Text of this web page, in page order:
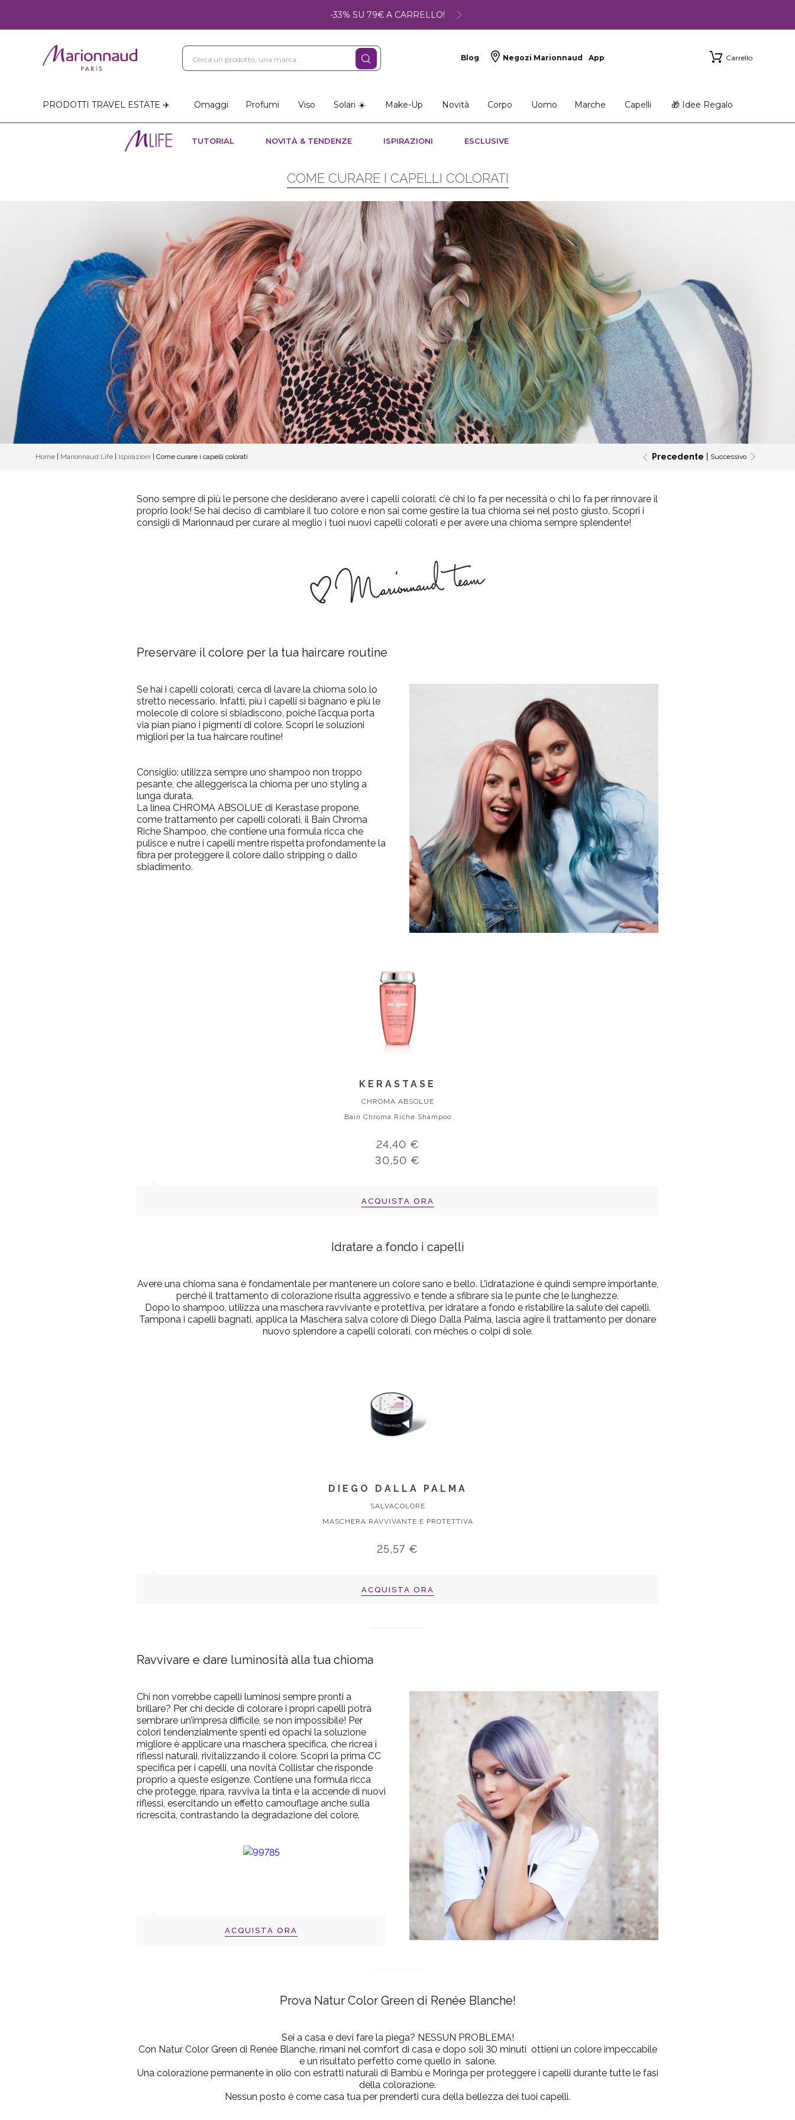
-33% SU 79€ A CARRELLO!
Blog Negozi Marionnaud App Carrello
PRODOTTI TRAVEL ESTATE ✈️ Omaggi Profumi Viso Solari ☀️ Make-Up Novità Corpo Uomo Marche Capelli 🎁 Idee Regalo
TUTORIAL NOVITÀ & TENDENZE ISPIRAZIONI ESCLUSIVE
COME CURARE I CAPELLI COLORATI
Home Marionnaud Life Ispirazioni Come curare i capelli colorati Precedente Successivo
Sono sempre di più le persone che desiderano avere i capelli colorati: c’è chi lo fa per necessità o chi lo fa per rinnovare il
proprio look! Se hai deciso di cambiare il tuo colore e non sai come gestire la tua chioma sei nel posto giusto. Scopri i
consigli di Marionnaud per curare al meglio i tuoi nuovi capelli colorati e per avere una chioma sempre splendente!
Preservare il colore per la tua haircare routine
Se hai i capelli colorati, cerca di lavare la chioma solo lo
stretto necessario. Infatti, più i capelli si bagnano e più le
molecole di colore si sbiadiscono, poiché l’acqua porta
via pian piano i pigmenti di colore. Scopri le soluzioni
migliori per la tua haircare routine!
Consiglio: utilizza sempre uno shampoo non troppo
pesante, che alleggerisca la chioma per uno styling a
lunga durata.
La linea CHROMA ABSOLUE di Kerastase propone,
come trattamento per capelli colorati, il Bain Chroma
Riche Shampoo, che contiene una formula ricca che
pulisce e nutre i capelli mentre rispetta profondamente la
fibra per proteggere il colore dallo stripping o dallo
sbiadimento.
KERASTASE
CHROMA ABSOLUE
Bain Chroma Riche Shampoo
24,40 €
30,50 €
ACQUISTA ORA
Idratare a fondo i capelli
Avere una chioma sana è fondamentale per mantenere un colore sano e bello. L’idratazione è quindi sempre importante,
perché il trattamento di colorazione risulta aggressivo e tende a sfibrare sia le punte che le lunghezze.
Dopo lo shampoo, utilizza una maschera ravvivante e protettiva, per idratare a fondo e ristabilire la salute dei capelli.
Tampona i capelli bagnati, applica la Maschera salva colore di Diego Dalla Palma, lascia agire il trattamento per donare
nuovo splendore a capelli colorati, con mèches o colpi di sole.
DIEGO DALLA PALMA
SALVACOLORE
MASCHERA RAVVIVANTE E PROTETTIVA
25,57 €
ACQUISTA ORA
Ravvivare e dare luminosità alla tua chioma
Chi non vorrebbe capelli luminosi sempre pronti a
brillare? Per chi decide di colorare i propri capelli potrà
sembrare un’impresa difficile, se non impossibile! Per
colori tendenzialmente spenti ed opachi la soluzione
migliore è applicare una maschera specifica, che ricrea i
riflessi naturali, rivitalizzando il colore. Scopri la prima CC
specifica per i capelli, una novità Collistar che risponde
proprio a queste esigenze. Contiene una formula ricca
che protegge, ripara, ravviva la tinta e la accende di nuovi
riflessi, esercitando un effetto camouflage anche sulla
ricrescita, contrastando la degradazione del colore.
ACQUISTA ORA
Prova Natur Color Green di Renée Blanche!
Sei a casa e devi fare la piega? NESSUN PROBLEMA!
Con Natur Color Green di Renée Blanche, rimani nel comfort di casa e dopo soli 30 minuti ottieni un colore impeccabile
e un risultato perfetto come quello in salone.
Una colorazione permanente in olio con estratti naturali di Bambù e Moringa per proteggere i capelli durante tutte le fasi
della colorazione.
Nessun posto è come casa tua per prenderti cura della bellezza dei tuoi capelli.